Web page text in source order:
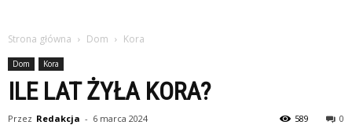
Strona główna Dom Kora
Dom Kora
ILE LAT ŻYŁA KORA?
Przez Redakcja - 6 marca 2024 0
589